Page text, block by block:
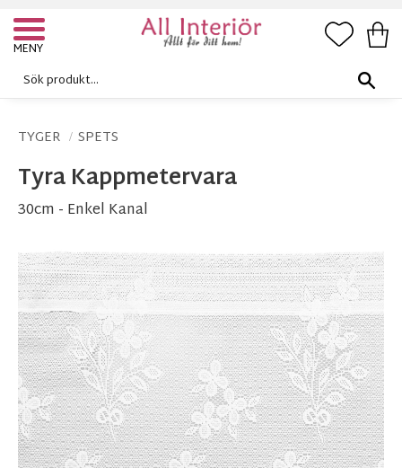
Meny
TYGER SPETS
Tyra Kappmetervara
30cm - Enkel Kanal